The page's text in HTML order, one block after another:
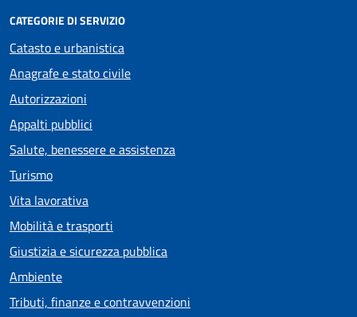
CATEGORIE DI SERVIZIO
Catasto e urbanistica
Anagrafe e stato civile
Autorizzazioni
Appalti pubblici
Salute, benessere e assistenza
Turismo
Vita lavorativa
Mobilità e trasporti
Giustizia e sicurezza pubblica
Ambiente
Tributi, finanze e contravvenzioni